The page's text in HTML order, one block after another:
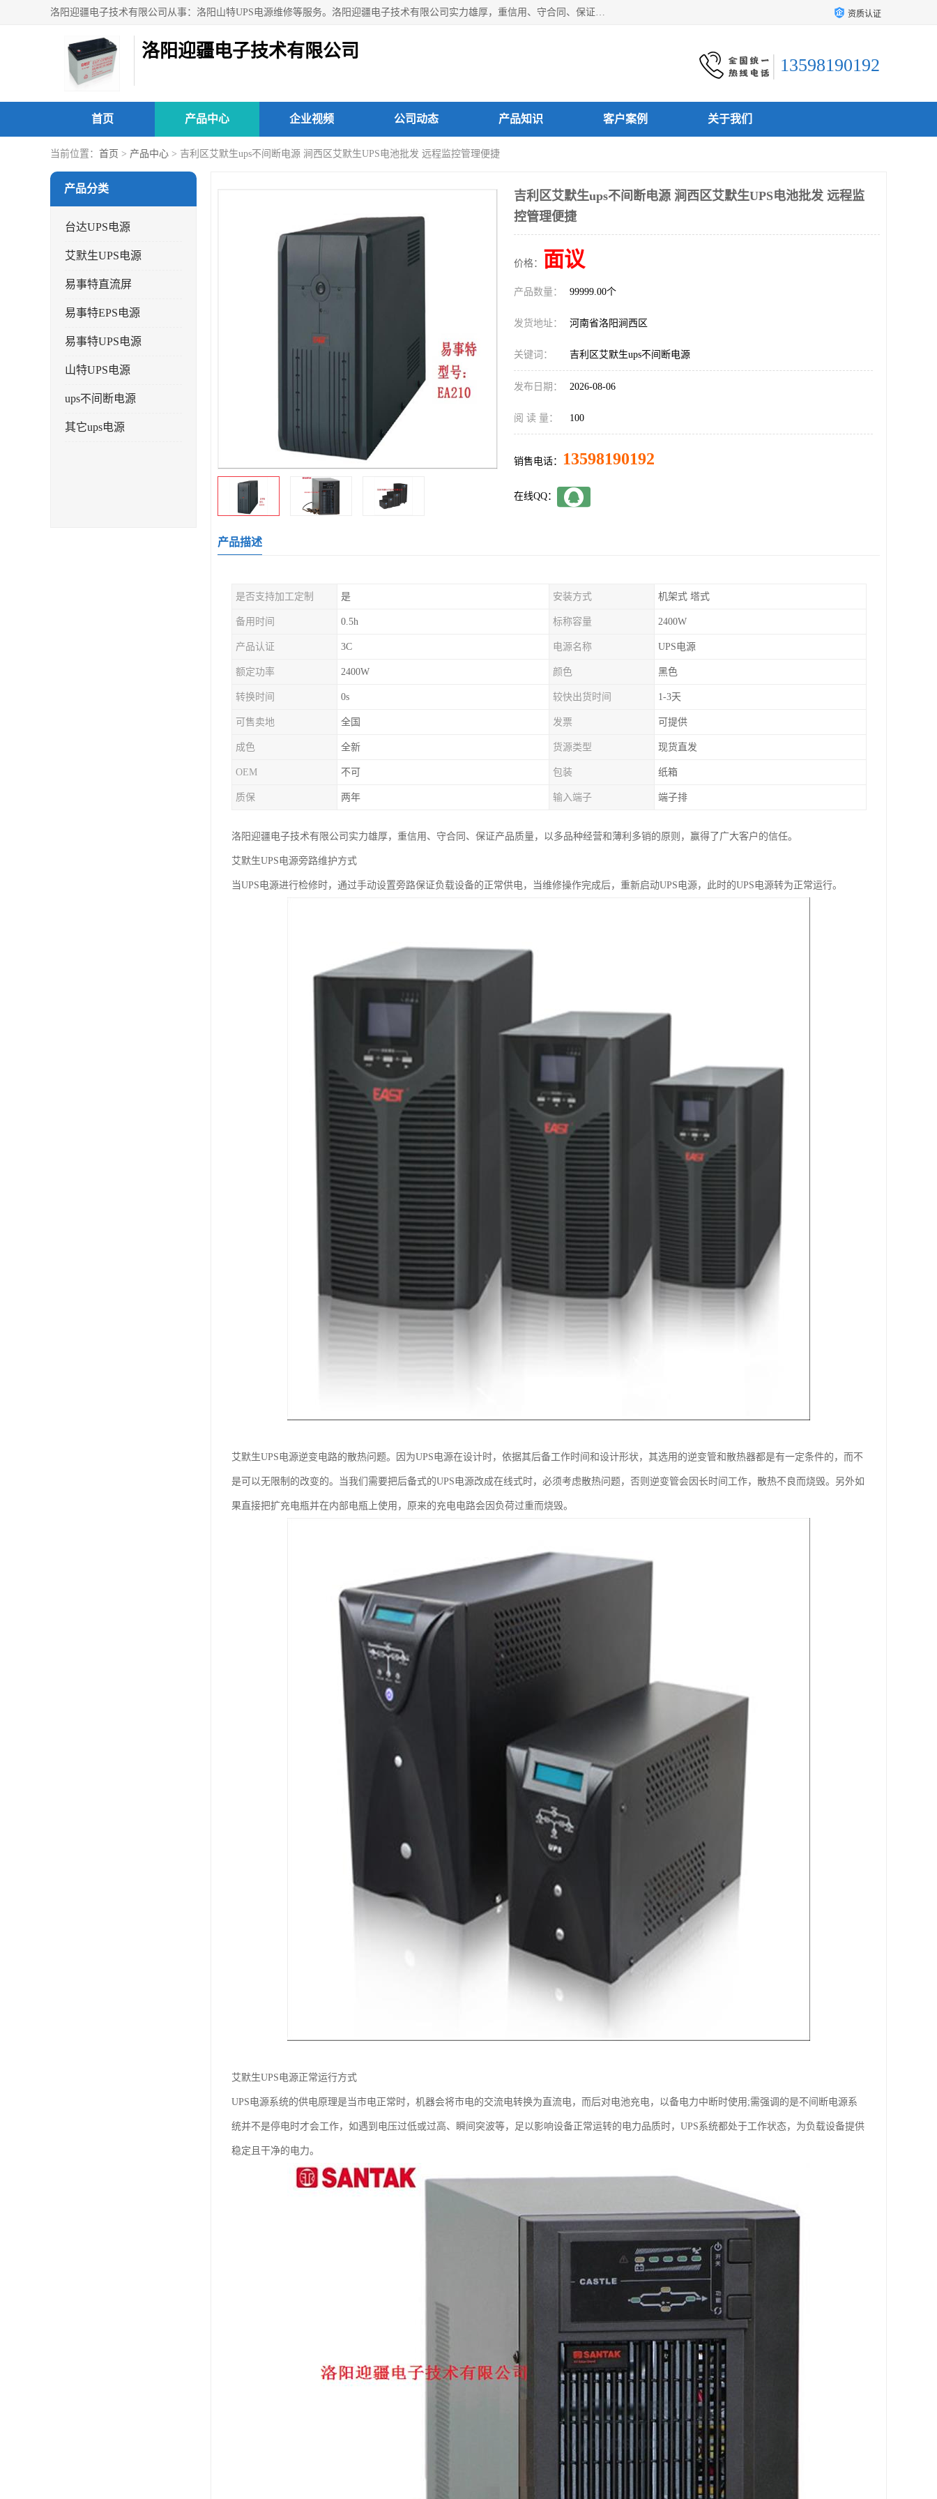
洛阳迎疆电子技术有限公司从事：洛阳山特UPS电源维修等服务。洛阳迎疆电子技术有限公司实力雄厚，重信用、守合同、保证产品质量，以多品种经营特色和薄利多销的原则，赢得了广大客户的信任。公司的宗旨——用服务求发展，用质量求生存！ 资质认证
洛阳迎疆电子技术有限公司
13598190192
首页 产品中心 企业视频 公司动态 产品知识 客户案例 关于我们
当前位置： 首页 > 产品中心 > 吉利区艾默生ups不间断电源 涧西区艾默生UPS电池批发 远程监控管理便捷
产品分类
台达UPS电源
艾默生UPS电源
易事特直流屏
易事特EPS电源
易事特UPS电源
山特UPS电源
ups不间断电源
其它ups电源
吉利区艾默生ups不间断电源 涧西区艾默生UPS电池批发 远程监
控管理便捷
价格： 面议
产品数量： 99999.00个
发货地址： 河南省洛阳涧西区
关键词： 吉利区艾默生ups不间断电源
发布日期： 2026-08-06
阅 读 量： 100
销售电话： 13598190192
在线QQ：
产品描述
是否支持加工定制 是 安装方式 机架式 塔式
备用时间 0.5h 标称容量 2400W
产品认证 3C 电源名称 UPS电源
额定功率 2400W 颜色 黑色
转换时间 0s 较快出货时间 1-3天
可售卖地 全国 发票 可提供
成色 全新 货源类型 现货直发
OEM 不可 包装 纸箱
质保 两年 输入端子 端子排
洛阳迎疆电子技术有限公司实力雄厚，重信用、守合同、保证产品质量，以多品种经营和薄利多销的原则，赢得了广大客户的信任。
艾默生UPS电源旁路维护方式
当UPS电源进行检修时，通过手动设置旁路保证负载设备的正常供电，当维修操作完成后，重新启动UPS电源，此时的UPS电源转为正常运行。
艾默生UPS电源逆变电路的散热问题。因为UPS电源在设计时，依据其后备工作时间和设计形状，其选用的逆变管和散热器都是有一定条件的，而不
是可以无限制的改变的。当我们需要把后备式的UPS电源改成在线式时，必须考虑散热问题，否则逆变管会因长时间工作，散热不良而烧毁。另外如
果直接把扩充电瓶并在内部电瓶上使用，原来的充电电路会因负荷过重而烧毁。
艾默生UPS电源正常运行方式
UPS电源系统的供电原理是当市电正常时，机器会将市电的交流电转换为直流电，而后对电池充电，以备电力中断时使用;需强调的是不间断电源系
统并不是停电时才会工作，如遇到电压过低或过高、瞬间突波等，足以影响设备正常运转的电力品质时，UPS系统都处于工作状态，为负载设备提供
稳定且干净的电力。